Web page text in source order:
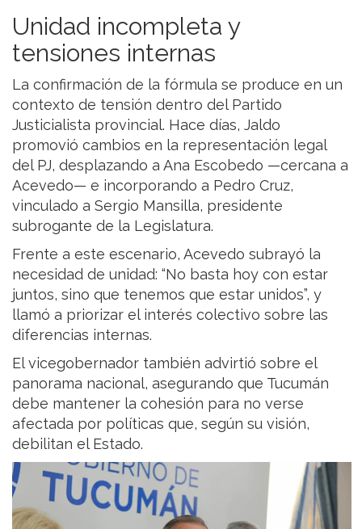
Unidad incompleta y
tensiones internas
La confirmación de la fórmula se produce en un
contexto de tensión dentro del Partido
Justicialista provincial. Hace días, Jaldo
promovió cambios en la representación legal
del PJ, desplazando a Ana Escobedo —cercana a
Acevedo— e incorporando a Pedro Cruz,
vinculado a Sergio Mansilla, presidente
subrogante de la Legislatura.
Frente a este escenario, Acevedo subrayó la
necesidad de unidad: “No basta hoy con estar
juntos, sino que tenemos que estar unidos”, y
llamó a priorizar el interés colectivo sobre las
diferencias internas.
El vicegobernador también advirtió sobre el
panorama nacional, asegurando que Tucumán
debe mantener la cohesión para no verse
afectada por políticas que, según su visión,
debilitan el Estado.